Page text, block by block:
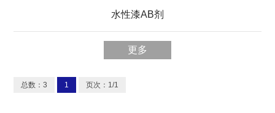
水性漆AB剂
更多
总数：3 1 页次：1/1